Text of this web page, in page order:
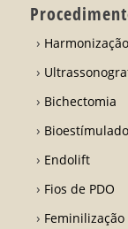
Bichectomia
Endolift
Fios de PDO
Feminilização